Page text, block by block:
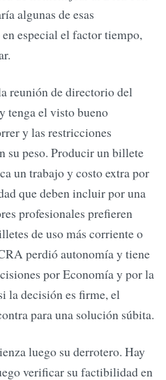
algunas de esas
especial el factor tiempo,
reunión de directorio del
tenga el visto bueno
y las restricciones
su peso. Producir un billete
un trabajo y costo extra por
que deben incluir por una
profesionales prefieren
de uso más corriente o
perdió autonomía y tiene
por Economía y por la
la decisión es firme, el
para una solución súbita.
luego su derrotero. Hay
verificar su factibilidad en